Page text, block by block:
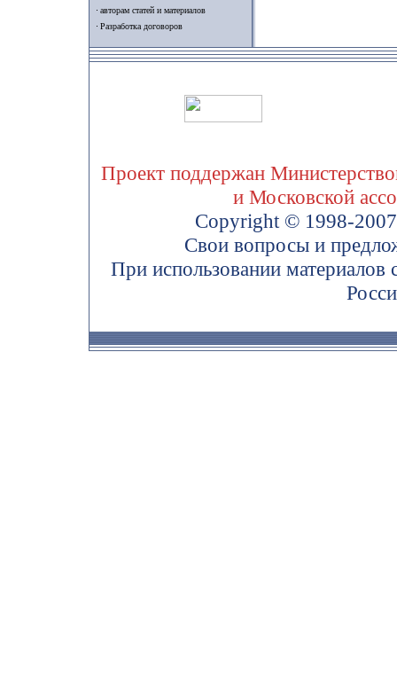
авторам статей и материалов
Разработка договоров
Проект поддержан
и Московской
Copyright © 1998-
Свои вопросы и
При использовании